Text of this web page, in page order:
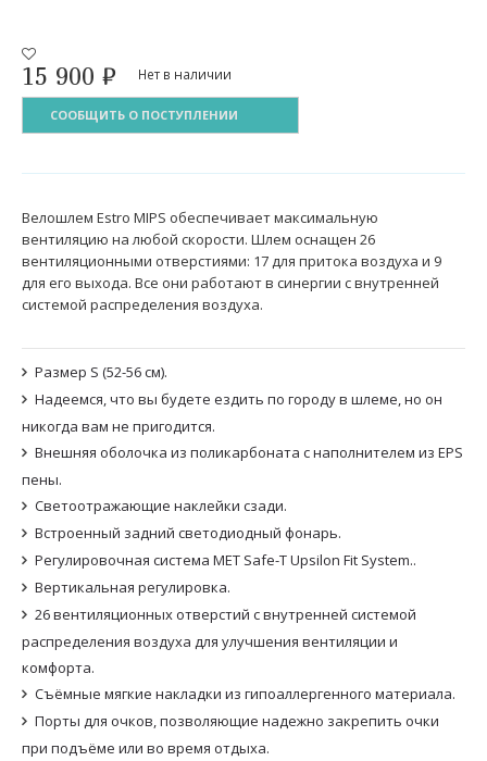
15 900 ₽ Нет в наличии
СООБЩИТЬ О ПОСТУПЛЕНИИ
Велошлем Estro MIPS обеспечивает максимальную
вентиляцию на любой скорости. Шлем оснащен 26
вентиляционными отверстиями: 17 для притока воздуха и 9
для его выхода. Все они работают в синергии с внутренней
системой распределения воздуха.
Размер S (52-56 см).
Надеемся, что вы будете ездить по городу в шлеме, но он
никогда вам не пригодится.
Внешняя оболочка из поликарбоната с наполнителем из EPS
пены.
Светоотражающие наклейки сзади.
Встроенный задний светодиодный фонарь.
Регулировочная система MET Safe-T Upsilon Fit System..
Вертикальная регулировка.
26 вентиляционных отверстий с внутренней системой
распределения воздуха для улучшения вентиляции и
комфорта.
Съёмные мягкие накладки из гипоаллергенного материала.
Порты для очков, позволяющие надежно закрепить очки
при подъёме или во время отдыха.